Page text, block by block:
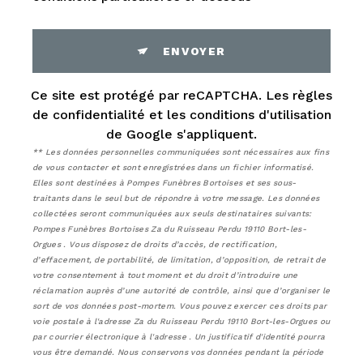
ENVOYER
Ce site est protégé par reCAPTCHA. Les règles
de confidentialité et les conditions d'utilisation
de Google s'appliquent.
** Les données personnelles communiquées sont nécessaires aux fins
de vous contacter et sont enregistrées dans un fichier informatisé.
Elles sont destinées à Pompes Funèbres Bortoises et ses sous-
traitants dans le seul but de répondre à votre message. Les données
collectées seront communiquées aux seuls destinataires suivants:
Pompes Funèbres Bortoises Za du Ruisseau Perdu 19110 Bort-les-
Orgues . Vous disposez de droits d’accès, de rectification,
d’effacement, de portabilité, de limitation, d’opposition, de retrait de
votre consentement à tout moment et du droit d’introduire une
réclamation auprès d’une autorité de contrôle, ainsi que d’organiser le
sort de vos données post-mortem. Vous pouvez exercer ces droits par
voie postale à l'adresse Za du Ruisseau Perdu 19110 Bort-les-Orgues ou
par courrier électronique à l'adresse . Un justificatif d'identité pourra
vous être demandé. Nous conservons vos données pendant la période